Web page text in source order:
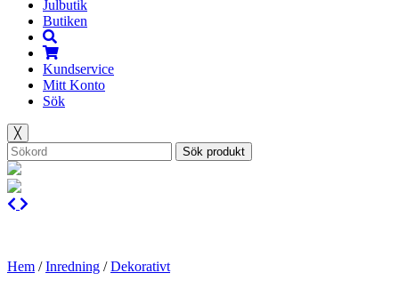
Julbutik
Butiken
Kundservice
Mitt Konto
Sök
╳
Sök produkt
Hem /Inredning /Dekorativt